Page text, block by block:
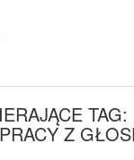
TAG:
Z